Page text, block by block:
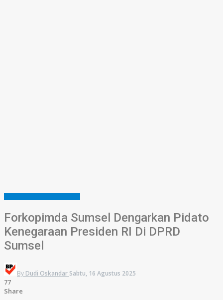
Forkopimda Sumsel Dengarkan Pidato
Kenegaraan Presiden RI Di DPRD
Sumsel
By Dudi Oskandar Sabtu, 16 Agustus 2025
77
Share